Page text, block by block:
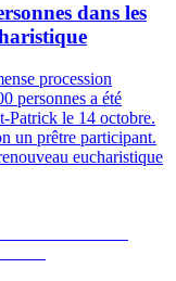
dans les
procession
personnes a été
Patrick le 14 octobre.
un prêtre participant.
eucharistique